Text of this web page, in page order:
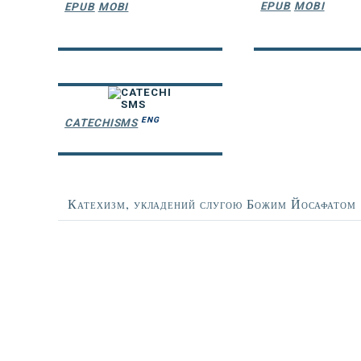
EPUB MOBI EPUB MOBI
CATECHISMS ENG
Заголовок
Катехизм, укладений слугою Божим Йосафатом